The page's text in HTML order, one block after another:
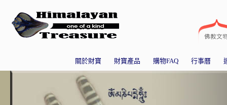
關於財寶 財寶產品 購物FAQ 行事曆